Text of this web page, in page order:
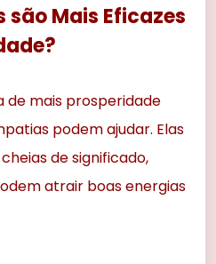
Mais Eficazes
de mais prosperidade
podem ajudar. Elas
de significado,
atrair boas energias